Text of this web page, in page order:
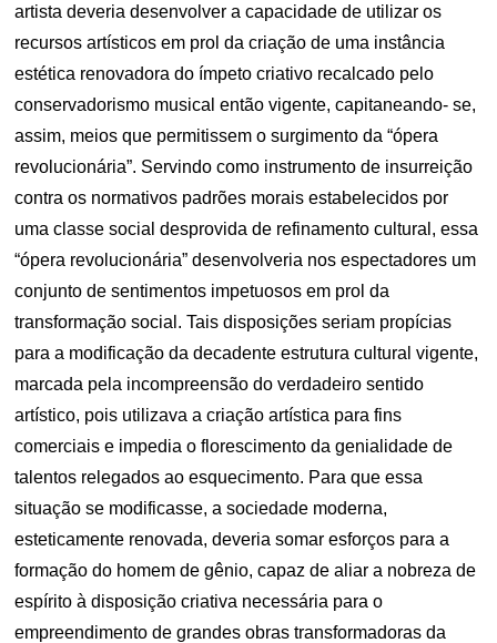
artista deveria desenvolver a capacidade de utilizar os
recursos artísticos em prol da criação de uma instância
estética renovadora do ímpeto criativo recalcado pelo
conservadorismo musical então vigente, capitaneando- se,
assim, meios que permitissem o surgimento da “ópera
revolucionária”. Servindo como instrumento de insurreição
contra os normativos padrões morais estabelecidos por
uma classe social desprovida de refinamento cultural, essa
“ópera revolucionária” desenvolveria nos espectadores um
conjunto de sentimentos impetuosos em prol da
transformação social. Tais disposições seriam propícias
para a modificação da decadente estrutura cultural vigente,
marcada pela incompreensão do verdadeiro sentido
artístico, pois utilizava a criação artística para fins
comerciais e impedia o florescimento da genialidade de
talentos relegados ao esquecimento. Para que essa
situação se modificasse, a sociedade moderna,
esteticamente renovada, deveria somar esforços para a
formação do homem de gênio, capaz de aliar a nobreza de
espírito à disposição criativa necessária para o
empreendimento de grandes obras transformadoras da